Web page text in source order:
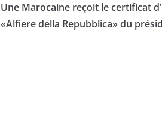
Une Marocaine reçoit le certificat
«Alfiere della Repubblica» du